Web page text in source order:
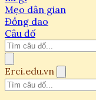
Mẹo dân gian
Đồng dao
Câu đố
Erci.edu.vn